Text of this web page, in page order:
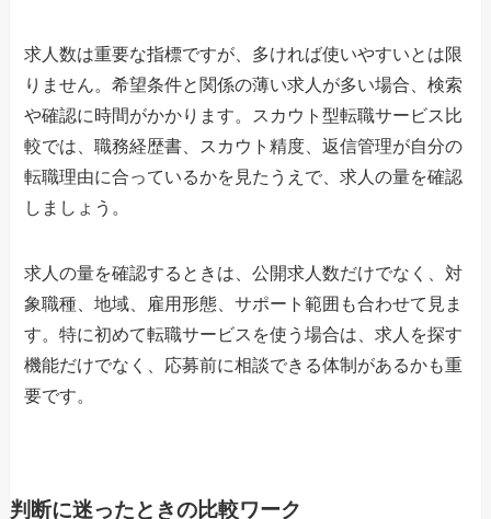
求人数は重要な指標ですが、多ければ使いやすいとは限
りません。希望条件と関係の薄い求人が多い場合、検索
や確認に時間がかかります。スカウト型転職サービス比
較では、職務経歴書、スカウト精度、返信管理が自分の
転職理由に合っているかを見たうえで、求人の量を確認
しましょう。
求人の量を確認するときは、公開求人数だけでなく、対
象職種、地域、雇用形態、サポート範囲も合わせて見ま
す。特に初めて転職サービスを使う場合は、求人を探す
機能だけでなく、応募前に相談できる体制があるかも重
要です。
判断に迷ったときの比較ワーク